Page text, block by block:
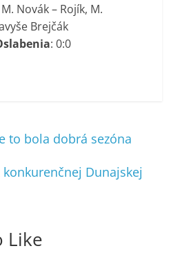
Novák – Rojík, M.
Brejčák
: 0:0
to bola dobrá sezóna
Dunajskej
Like